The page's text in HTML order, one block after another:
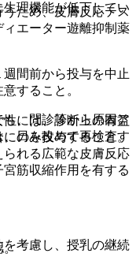
理機能が低下してい
には、診断上の有益
のみ投与すること。
れる広範な皮膚反応
筋収縮作用を有する
考慮し、授乳の継続
ため、皮膚反応テス
エーター遊離抑制薬
間前から投与を中止
すること。
、問診等から原因ア
日を改めて再検査す
。